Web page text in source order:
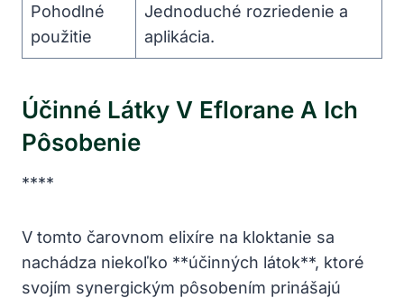
Pohodlné
použitie
Jednoduché rozriedenie a
aplikácia.
Účinné Látky V Eflorane A Ich
Pôsobenie
****
V tomto čarovnom elixíre na kloktanie sa
nachádza niekoľko **účinných látok**, ktoré
svojím synergickým pôsobením prinášajú